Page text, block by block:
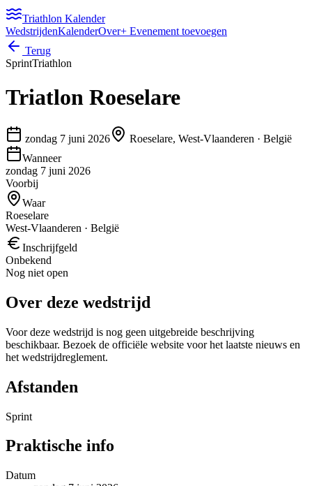
Triathlon Kalender
WedstrijdenKalenderOver+ Evenement toevoegen
Terug
SprintTriathlon
Triatlon Roeselare
zondag 7 juni 2026 Roeselare, West-Vlaanderen · België
Wanneer
zondag 7 juni 2026
Voorbij
Waar
Roeselare
West-Vlaanderen · België
Inschrijfgeld
Onbekend
Nog niet open
Over deze wedstrijd
Voor deze wedstrijd is nog geen uitgebreide beschrijving
beschikbaar. Bezoek de officiële website voor het laatste nieuws en
het wedstrijdreglement.
Afstanden
Sprint
Praktische info
Datum